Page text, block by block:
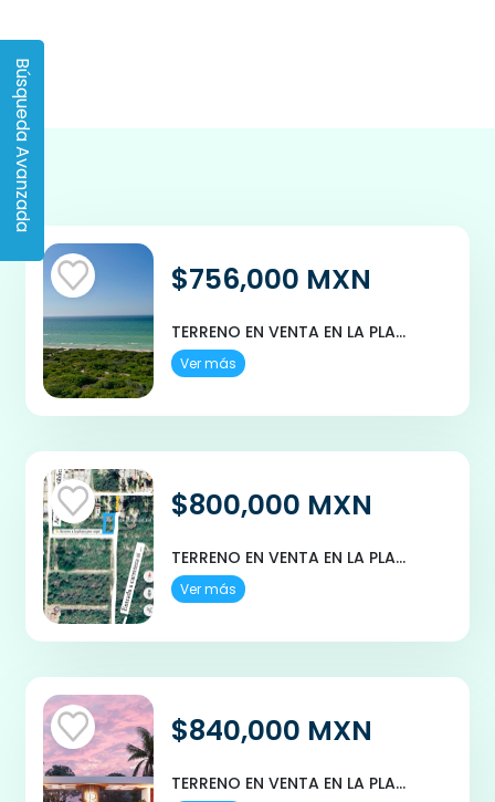
Búsqueda Avanzada
$756,000 MXN
TERRENO EN VENTA EN LA PLAYA EN CHUBURNA, YUCATAN EN "PLAYA IXTUL"
Ver más
$800,000 MXN
TERRENO EN VENTA EN LA PLAYA MERIDA SAN BENITO YUCATAN
Ver más
$840,000 MXN
TERRENO EN VENTA EN LA PLAYA EN CHICXULUB PUERTO, YUCATAN, LITORE